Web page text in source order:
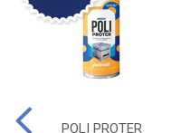
POLI PROTER